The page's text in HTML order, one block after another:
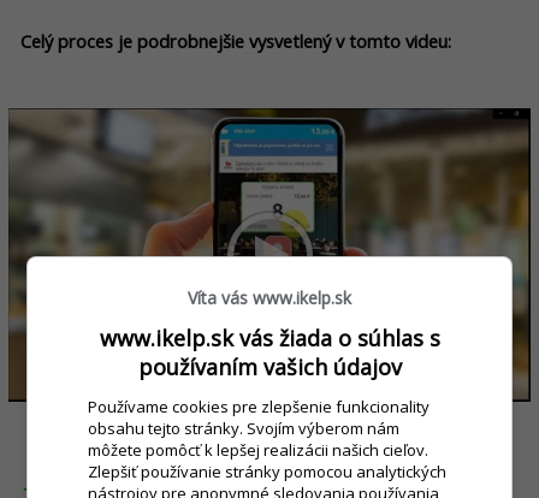
Celý proces je podrobnejšie vysvetlený v tomto videu:
Víta vás www.ikelp.sk
www.ikelp.sk vás žiada o súhlas s
používaním vašich údajov
Používame cookies pre zlepšenie funkcionality
obsahu tejto stránky. Svojím výberom nám
môžete pomôcť k lepšej realizácii našich cieľov.
Zlepšiť používanie stránky pomocou analytických
nástrojov pre anonymné sledovania používania